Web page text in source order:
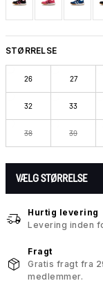
STØRRELSE
26 27
32 33
38 39
VÆLG STØRRELSE
Hurtig levering
Levering inden
Fragt
Gratis fragt fra
medlemmer.